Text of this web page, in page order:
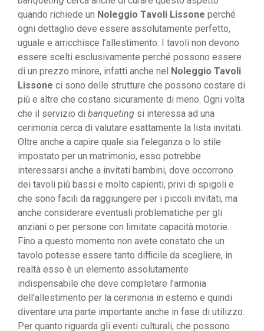
quando richiede un Noleggio Tavoli Lissone perché
ogni dettaglio deve essere assolutamente perfetto,
uguale e arricchisce l’allestimento. I tavoli non devono
essere scelti esclusivamente perché possono essere
di un prezzo minore, infatti anche nel
Noleggio Tavoli
Lissone ci sono delle strutture che possono costare di
più e altre che costano sicuramente di meno. Ogni volta
che il servizio di banqueting si interessa ad una
cerimonia cerca di valutare esattamente la lista invitati.
Oltre anche a capire quale sia l’eleganza o lo stile
impostato per un matrimonio, esso potrebbe
interessarsi anche a invitati bambini, dove occorrono
dei tavoli più bassi e molto capienti, privi di spigoli e
che sono facili da raggiungere per i piccoli invitati, ma
anche considerare eventuali problematiche per gli
anziani o per persone con limitate capacità motorie.
Fino a questo momento non avete constato che un
tavolo potesse essere tanto difficile da scegliere, in
realtà esso è un elemento assolutamente
indispensabile che deve completare l’armonia
dell’allestimento per la cerimonia in esterno e quindi
diventare una parte importante anche in fase di utilizzo.
Per quanto riguarda gli eventi culturali, che possono